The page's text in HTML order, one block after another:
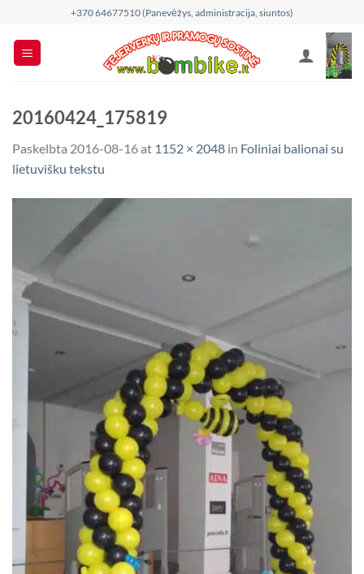
content
+370 64677510 (Panevėžys, administracija, siuntos)
20160424_175819
Paskelbta 2016-08-16at 1152 × 2048 in Foliniai balionai su
lietuvišku tekstu